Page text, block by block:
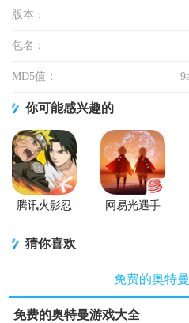
版本：
包名：
MD5值：
你可能感兴趣的
腾讯火影忍
网易光遇手
猜你喜欢
免费的奥特
免费的奥特曼游戏大全